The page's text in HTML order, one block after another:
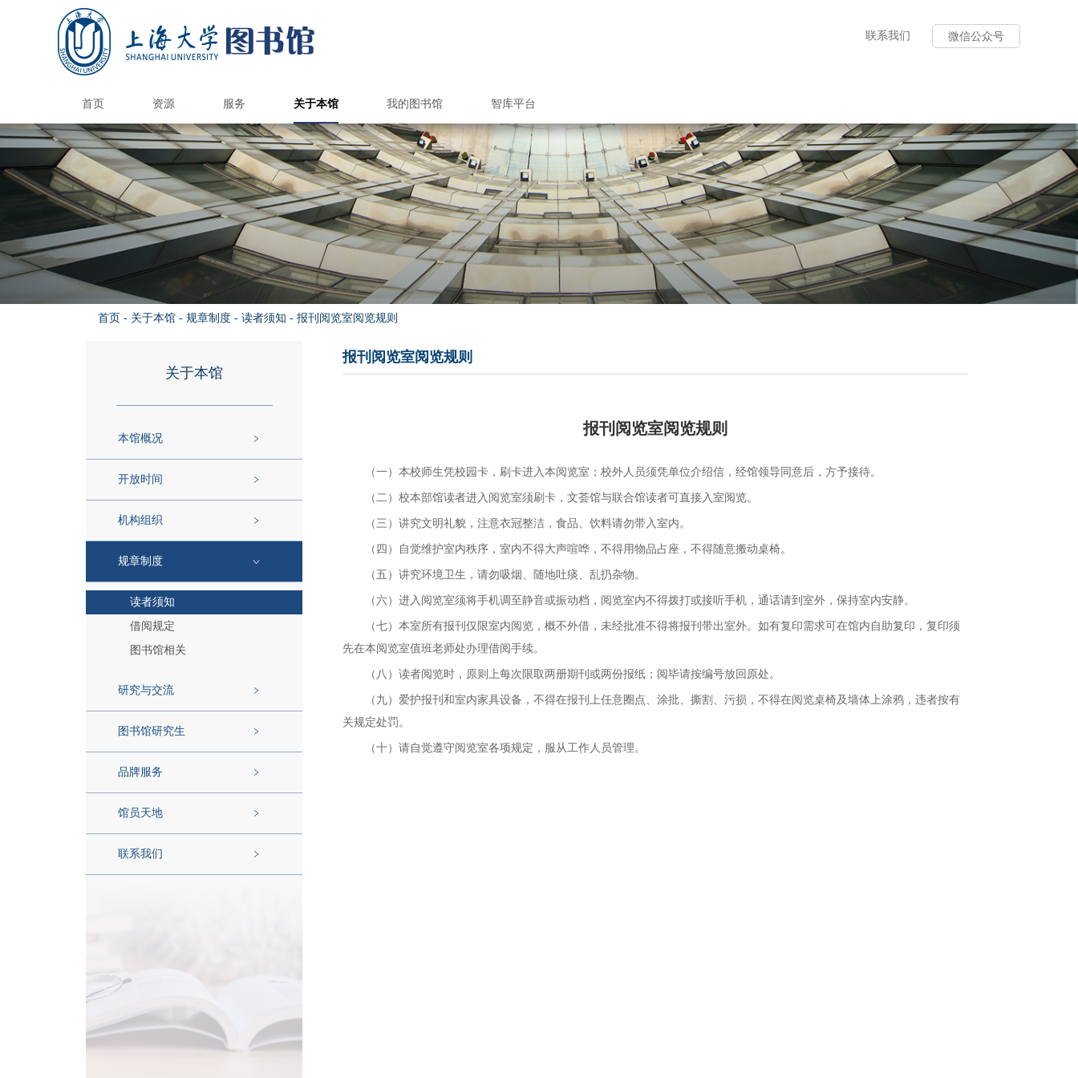
联系我们 微信公众号
首页 资源
电子资源 数据库导航
CARSI访问数据库
电子期刊导航
上大学术资源地图
电子图书
多媒体资源
校外访问
版权公告
纸本资源 书刊捐赠
新书通告
馆藏报刊目录
国内外图书馆 985高校馆
211高校馆
港澳台高校馆
国外高校馆
国内外公共馆
服务
总台服务 学位论文提交系统
借阅服务 读者指南
开通与使用
借还书
续借
图书预约/委托取书
遗失损坏与赔偿
读者服务总览
阅览室规则
馆际互借/文献传递 馆际互借和文献传递服务
版权声明
补贴政策&收费标准
联系方式
情报服务 科技查新
查收查引
定题服务
情报分析
核心期刊
读者培训 新生入馆教育
讲座培训
文献检索课程
参观接待
空间服务 自修/研究空间预约
钱伟长馆空间预约
文荟馆空间预约
自助服务 自助借还书
借阅电子书刊
自助选座
书刊荐购
电子资源荐购
关于本馆
本馆概况 校本部图书馆
钱伟长图书馆
文荟图书馆
联合图书馆
开放时间 校本部图书馆
钱伟长图书馆
文荟图书馆
联合图书馆
机构组织 图书馆党政
部门职责
规章制度 读者须知
借阅规定
图书馆相关
研究与交流 图书馆科研项目
图书馆学术论文
图书馆专著出版
图书馆研究生 研究生培养方案
研究生招生
研究生导师
品牌服务 新生季
读书月
毕业季
优质服务月
馆员天地 图书馆信息
学术团体
核心期刊
馆内信息发布
联系我们 联系图书馆
联系专项服务
我的图书馆 智库平台
上海大学情报研究所 科研成果数据服务
学术竞争力评价
机构知识库成果平台服务
人才培养
联系我们
上大知识产权信息服务中心 上大专利信息服务内容
上大知识产权专题培训
联系我们
上海大学机构知识库
首页 - 关于本馆 - 规章制度 - 读者须知 - 报刊阅览室阅览规则
关于本馆
本馆概况
开放时间
机构组织
规章制度
读者须知
借阅规定
图书馆相关
研究与交流
图书馆研究生
品牌服务
馆员天地
联系我们
报刊阅览室阅览规则
报刊阅览室阅览规则
（一）本校师生凭校园卡，刷卡进入本阅览室；校外人员须凭单位介绍信，经馆领导同意后，方予接待。
（二）校本部馆读者进入阅览室须刷卡，文荟馆与联合馆读者可直接入室阅览。
（三）讲究文明礼貌，注意衣冠整洁，食品、饮料请勿带入室内。
（四）自觉维护室内秩序，室内不得大声喧哗，不得用物品占座，不得随意搬动桌椅。
（五）讲究环境卫生，请勿吸烟、随地吐痰、乱扔杂物。
（六）进入阅览室须将手机调至静音或振动档，阅览室内不得拨打或接听手机，通话请到室外，保持室内安静。
（七）本室所有报刊仅限室内阅览，概不外借，未经批准不得将报刊带出室外。如有复印需求可在馆内自助复印，复印须
先在本阅览室值班老师处办理借阅手续。
（八）读者阅览时，原则上每次限取两册期刊或两份报纸；阅毕请按编号放回原处。
（九）爱护报刊和室内家具设备，不得在报刊上任意圈点、涂批、撕割、污损，不得在阅览桌椅及墙体上涂鸦，违者按有
关规定处罚。
（十）请自觉遵守阅览室各项规定，服从工作人员管理。